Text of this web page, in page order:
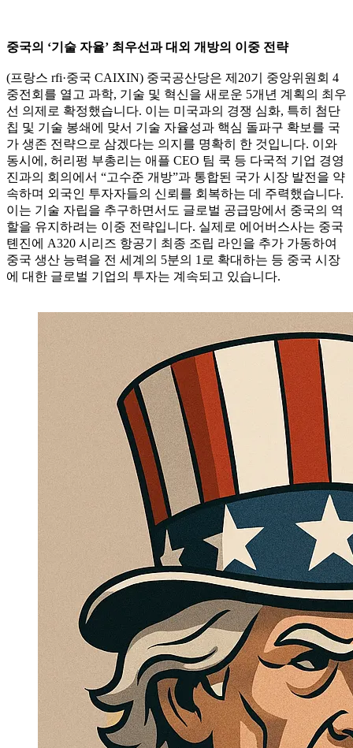
중국의 ‘기술 자율’ 최우선과 대외 개방의 이중 전략
(프랑스 rfi·중국 CAIXIN) 중국공산당은 제20기 중앙위원회 4
중전회를 열고 과학, 기술 및 혁신을 새로운 5개년 계획의 최우
선 의제로 확정했습니다. 이는 미국과의 경쟁 심화, 특히 첨단
칩 및 기술 봉쇄에 맞서 기술 자율성과 핵심 돌파구 확보를 국
가 생존 전략으로 삼겠다는 의지를 명확히 한 것입니다. 이와
동시에, 허리펑 부총리는 애플 CEO 팀 쿡 등 다국적 기업 경영
진과의 회의에서 “고수준 개방”과 통합된 국가 시장 발전을 약
속하며 외국인 투자자들의 신뢰를 회복하는 데 주력했습니다.
이는 기술 자립을 추구하면서도 글로벌 공급망에서 중국의 역
할을 유지하려는 이중 전략입니다. 실제로 에어버스사는 중국
톈진에 A320 시리즈 항공기 최종 조립 라인을 추가 가동하여
중국 생산 능력을 전 세계의 5분의 1로 확대하는 등 중국 시장
에 대한 글로벌 기업의 투자는 계속되고 있습니다.